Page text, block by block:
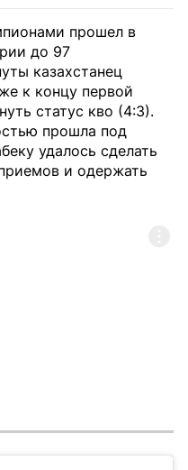
прошел в
до 97
казахстанец
к концу первой
статус кво (4:3).
прошла под
удалось сделать
и одержать